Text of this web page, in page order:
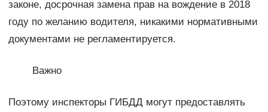
законе, досрочная замена прав на вождение в 2018
году по желанию водителя, никакими нормативными
документами не регламентируется.
Важно
Поэтому инспекторы ГИБДД могут предоставлять